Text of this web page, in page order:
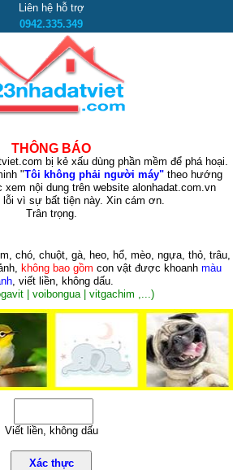
Liên hệ hỗ trợ
0942.335.349
THÔNG BÁO
bị kẻ xấu dùng phần mềm để phá hoại.
"Tôi không phải người máy"theo hướng
nội dung trên website alonhadat.com.vn
lỗi vì sự bất tiện này. Xin cám ơn.
Trân trọng.
chó, chuột, gà, heo, hổ, mèo, ngựa, thỏ, trâu,
không bao gồm con vật được khoanh màu
, viết liền, không dấu.
| voibongua | vitgachim ,...)
Viết liền, không dấu
Xác thực